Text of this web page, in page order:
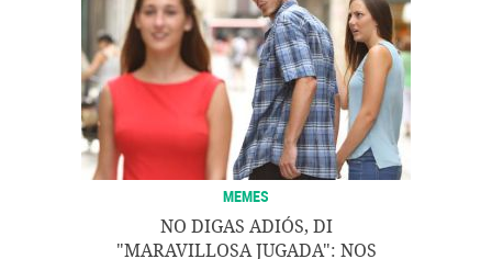
MEMES
NO DIGAS ADIÓS, DI
"MARAVILLOSA JUGADA": NOS